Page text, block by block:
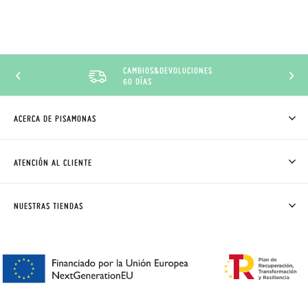
CAMBIOS&DEVOLUCIONES
60 DÍAS
ACERCA DE PISAMONAS
CÓMO COMPRAR
AVISO LEGAL, PRIVACIDAD Y COOKIES
ATENCIÓN AL CLIENTE
PREGUNTAS FRECUENTES
NUESTRAS TIENDAS